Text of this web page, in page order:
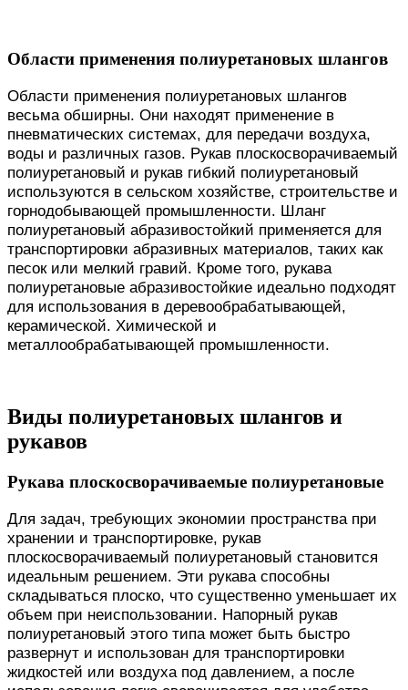
Области применения полиуретановых шлангов
Области применения полиуретановых шлангов
весьма обширны. Они находят применение в
пневматических системах, для передачи воздуха,
воды и различных газов. Рукав плоскосворачиваемый
полиуретановый и рукав гибкий полиуретановый
используются в сельском хозяйстве, строительстве и
горнодобывающей промышленности. Шланг
полиуретановый абразивостойкий применяется для
транспортировки абразивных материалов, таких как
песок или мелкий гравий. Кроме того, рукава
полиуретановые абразивостойкие идеально подходят
для использования в деревообрабатывающей,
керамической. Химической и
металлообрабатывающей промышленности.
Виды полиуретановых шлангов и
рукавов
Рукава плоскосворачиваемые полиуретановые
Для задач, требующих экономии пространства при
хранении и транспортировке, рукав
плоскосворачиваемый полиуретановый становится
идеальным решением. Эти рукава способны
складываться плоско, что существенно уменьшает их
объем при неиспользовании. Напорный рукав
полиуретановый этого типа может быть быстро
развернут и использован для транспортировки
жидкостей или воздуха под давлением, а после